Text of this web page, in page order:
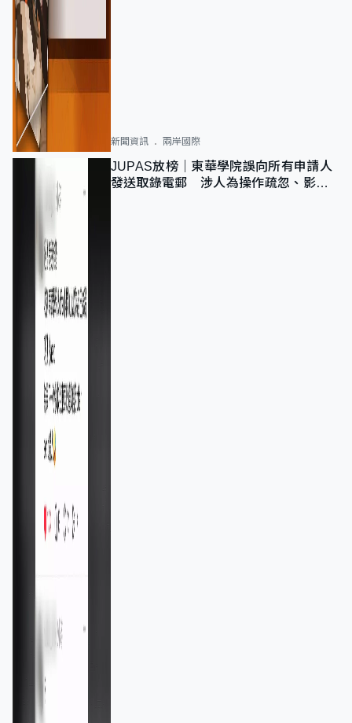
新聞資訊 兩岸國際
JUPAS放榜｜東華學院誤向所有申請人
發送取錄電郵 涉人為操作疏忽、影響